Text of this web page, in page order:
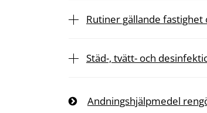
Rutiner gällande fastighet
Städ-, tvätt- och
Andningshjälpmedel